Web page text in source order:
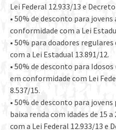
Lei Federal 12.933/13 e
• 50% de desconto para jovens
conformidade com a Lei
• 50% para doadores
com a Lei Estadual 13.891/12.
• 50% de desconto para
em conformidade com Lei
8.537/15.
• 50% de desconto para
baixa renda com idades de 15
com a Lei Federal 12.933/13 e